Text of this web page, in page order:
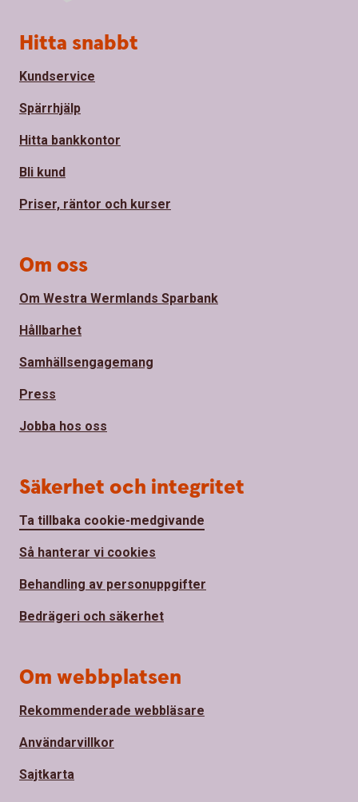
Sidfot
Hitta snabbt
Kundservice
Spärrhjälp
Hitta bankkontor
Bli kund
Priser, räntor och kurser
Om oss
Om Westra Wermlands Sparbank
Hållbarhet
Samhällsengagemang
Press
Jobba hos oss
Säkerhet och integritet
Ta tillbaka cookie-medgivande
Så hanterar vi cookies
Behandling av personuppgifter
Bedrägeri och säkerhet
Om webbplatsen
Rekommenderade webbläsare
Användarvillkor
Sajtkarta